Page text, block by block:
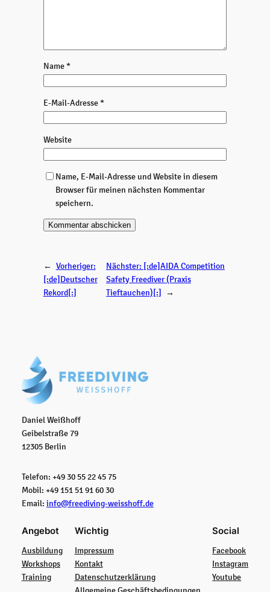
Name*
E-Mail-Adresse*
Website
Name, E-Mail-Adresse und Website in diesem
Browser für meinen nächsten Kommentar
speichern.
← Vorheriger:
[:de]Deutscher
Rekord[:]
Nächster: [:de]AIDA Competition
Safety Freediver (Praxis
Tieftauchen)[:] →
Daniel Weißhoff
Geibelstraße 79
12305 Berlin
Telefon: +49 30 55 22 45 75
Mobil: +49 151 51 91 60 30
Email: info@freediving-weisshoff.de
Angebot
Ausbildung
Workshops
Training
Wichtig
Impressum
Kontakt
Datenschutzerklärung
Social
Facebook
Instagram
Youtube